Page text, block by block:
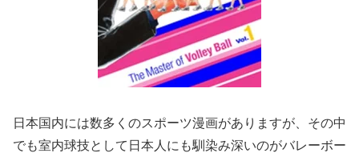
日本国内には数多くのスポーツ漫画がありますが、その中
でも室内球技として日本人にも馴染み深いのがバレーボー